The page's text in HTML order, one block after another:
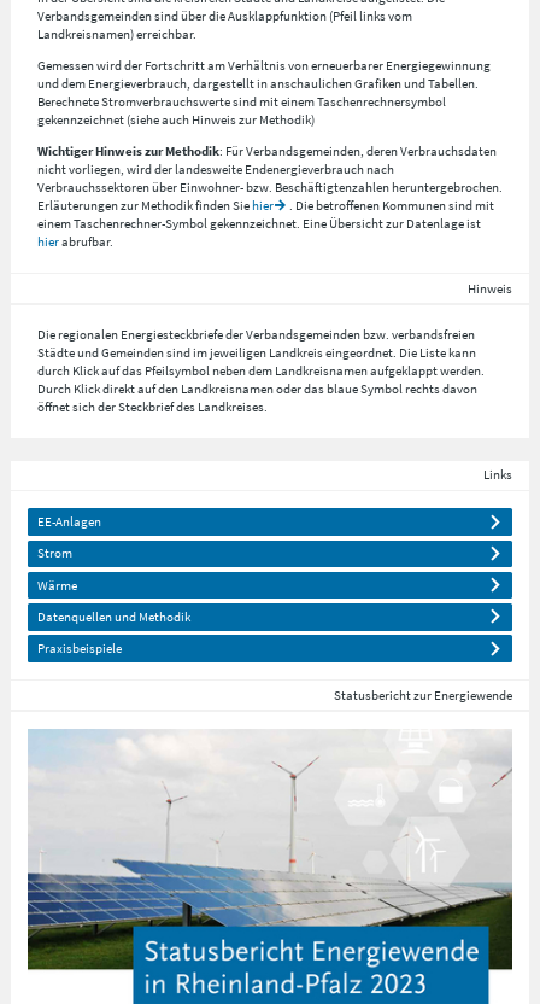
Verbandsgemeinden sind über die Ausklappfunktion (Pfeil links vom
Landkreisnamen) erreichbar.
Gemessen wird der Fortschritt am Verhältnis von erneuerbarer Energiegewinnung
und dem Energieverbrauch, dargestellt in anschaulichen Grafiken und Tabellen.
Berechnete Stromverbrauchswerte sind mit einem Taschenrechnersymbol
gekennzeichnet (siehe auch Hinweis zur Methodik)
Wichtiger Hinweis zur Methodik: Für Verbandsgemeinden, deren Verbrauchsdaten
nicht vorliegen, wird der landesweite Endenergieverbrauch nach
Verbrauchssektoren über Einwohner- bzw. Beschäftigtenzahlen heruntergebrochen.
Erläuterungen zur Methodik finden Siehier
. Die betroffenen Kommunen sind mit
einem Taschenrechner-Symbol gekennzeichnet. Eine Übersicht zur Datenlage ist
hierabrufbar.
Hinweis
Die regionalen Energiesteckbriefe der Verbandsgemeinden bzw. verbandsfreien
Städte und Gemeinden sind im jeweiligen Landkreis eingeordnet. Die Liste kann
durch Klick auf das Pfeilsymbol neben dem Landkreisnamen aufgeklappt werden.
Durch Klick direkt auf den Landkreisnamen oder das blaue Symbol rechts davon
öffnet sich der Steckbrief des Landkreises.
Links
EE-Anlagen
Strom
Wärme
Datenquellen und Methodik
Praxisbeispiele
Statusbericht zur Energiewende